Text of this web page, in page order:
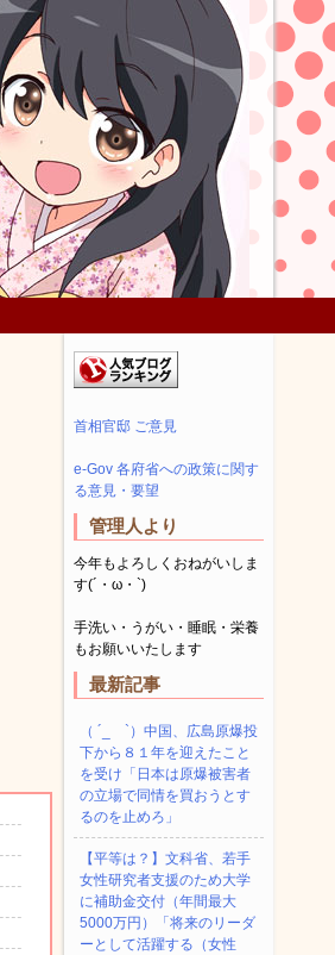
首相官邸 ご意見
e-Gov 各府省への政策に関す
る意見・要望
管理人より
今年もよろしくおねがいしま
す(´・ω・`)
手洗い・うがい・睡眠・栄養
もお願いいたします
最新記事
（ ´_ゝ`）中国、広島原爆投
下から８１年を迎えたこと
を受け「日本は原爆被害者
の立場で同情を買おうとす
るのを止めろ」
【平等は？】文科省、若手
女性研究者支援のため大学
に補助金交付（年間最大
5000万円）「将来のリーダ
ーとして活躍する（女性